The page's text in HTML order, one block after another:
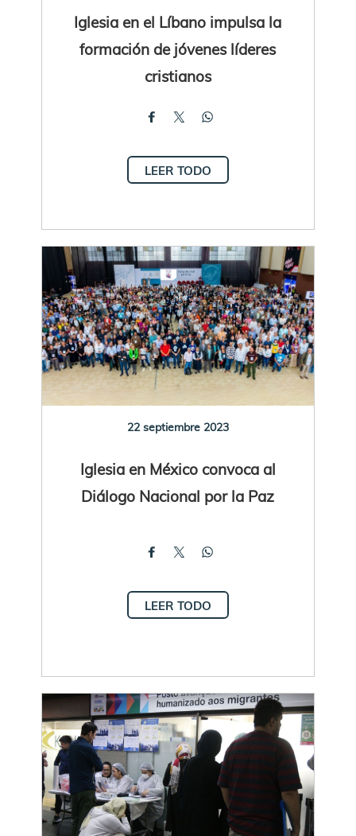
Iglesia en el Líbano impulsa la
formación de jóvenes líderes
cristianos
LEER TODO
22 septiembre 2023
Iglesia en México convoca al
Diálogo Nacional por la Paz
LEER TODO